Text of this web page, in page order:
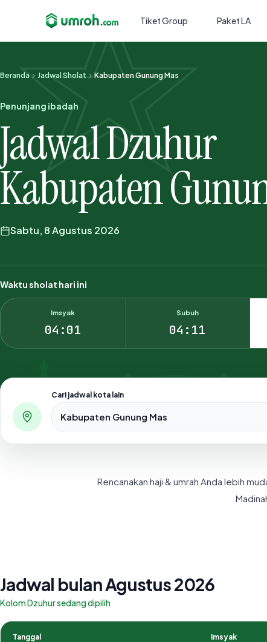
Tiket Group Paket LA
Beranda Jadwal Sholat Kabupaten Gunung Mas
Penunjang ibadah
Jadwal Dzuhur
Kabupaten
Sabtu, 8 Agustus 2026
Waktu sholat hari ini
Imsyak
04:01
Subuh
04:11
Cari jadwal kota lain
Pilih salah satu dari 500+ kota dan kabupaten di
Rencanakan haji & umrah Anda lebih
Jadwal bulan Agustus 2026
Kolom Dzuhur sedang dipilih
Tanggal Imsyak